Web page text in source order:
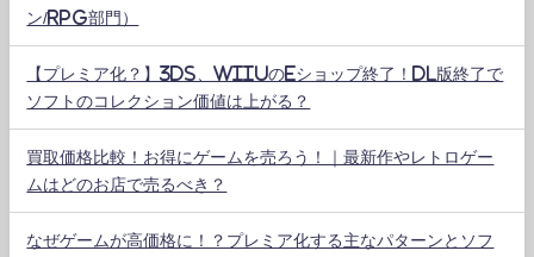
ン/RPG部門）
【プレミア化？】3DS、WiiUのeショップ終了！DL版終了で
ソフトのコレクション価値は上がる？
買取価格比較！お得にゲームを売ろう！｜最新作やレトロゲー
ムはどのお店で売るべき？
なぜゲームが高価格に！？プレミア化する主なパターンとソフ